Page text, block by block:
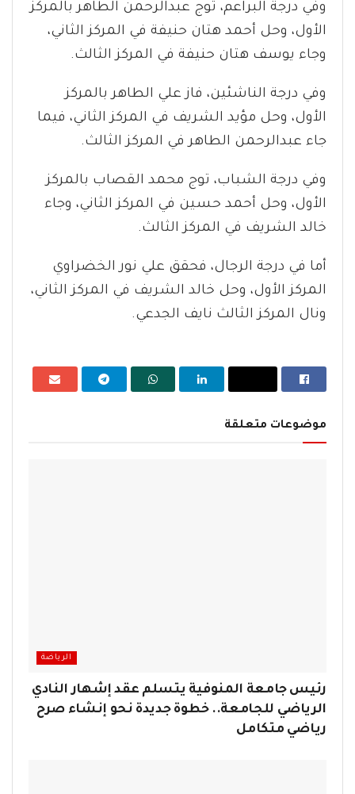
وفي درجة البراعم، توج عبدالرحمن الطاهر بالمركز
الأول، وحل أحمد هتان حنيفة في المركز الثاني،
وجاء يوسف هتان حنيفة في المركز الثالث.
وفي درجة الناشئين، فاز علي الطاهر بالمركز
الأول، وحل مؤيد الشريف في المركز الثاني، فيما
جاء عبدالرحمن الطاهر في المركز الثالث.
وفي درجة الشباب، توج محمد القصاب بالمركز
الأول، وحل أحمد حسين في المركز الثاني، وجاء
خالد الشريف في المركز الثالث.
أما في درجة الرجال، فحقق علي نور الخضراوي
المركز الأول، وحل خالد الشريف في المركز الثاني،
ونال المركز الثالث نايف الجدعي.
موضوعات متعلقة
الرياضة
رئيس جامعة المنوفية يتسلم عقد إشهار النادي
الرياضي للجامعة.. خطوة جديدة نحو إنشاء صرح
رياضي متكامل